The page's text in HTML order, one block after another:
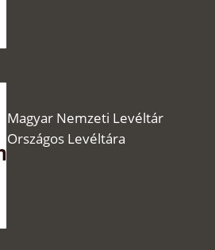
Magyar Nemzeti Levéltár
Országos Levéltára